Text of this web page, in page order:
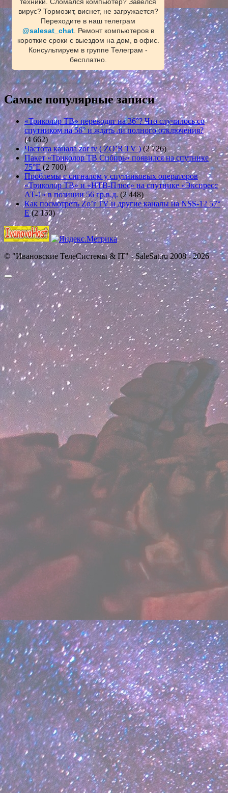
техники. Сломался компьютер? Завелся
вирус? Тормозит, виснет, не загружается?
Переходите в наш телеграм
@salesat_chat. Ремонт компьютеров в
короткие сроки с выездом на дом, в офис.
Консультируем в группе Телеграм -
бесплатно.
Самые популярные записи
«Триколор ТВ» переводят на 36°? Что случилось со
спутником на 56° и ждать ли полного отключения?
(4 662)
Частота канала zor tv ( ZO’R TV ) (2 726)
Пакет «Триколор ТВ Сибирь» появился на спутнике
75°E (2 700)
Проблемы с сигналом у спутниковых операторов
«Триколор ТВ» и «НТВ-Плюс» на спутнике «Экспресс
АТ-1» в позиции 56 гр.в.д. (2 448)
Как посмотреть Zo’r TV и другие каналы на NSS-12 57°
E (2 150)
© "Ивановские ТелеСистемы & IT" - SaleSat.ru 2008 - 2026
Прокрутить
вверх